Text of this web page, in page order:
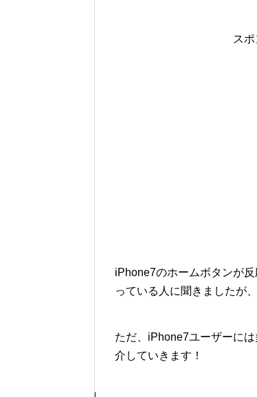
ス
iPhone7のホームボタンが
っている人に聞きましたが
ただ、iPhone7ユーザーに
介していきます！